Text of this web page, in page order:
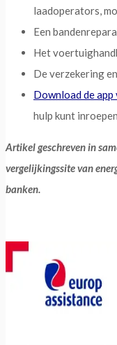
laadoperators,
Een
Het
De verzekering
Download de
hulp kunt
Artikel geschreven in
vergelijkingssite van
banken.